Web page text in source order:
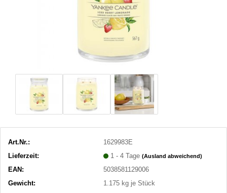
Art.Nr.:
1629983E
Lieferzeit:
1 - 4 Tage(Ausland abweichend)
EAN:
5038581129006
Gewicht:
1.175 kg je Stück